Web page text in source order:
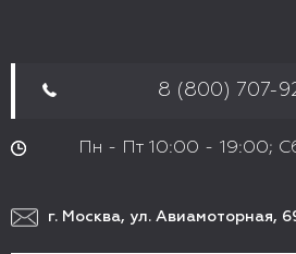
8 (800) 707-
Пн - Пт 10:00 - 19:00;
г. Москва, ул. Авиамоторная,